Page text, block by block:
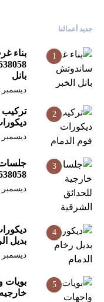
جديد أعمالنا
1
بناء
بانل
ديسمبر 31, 2025
2
ديسمبر 31, 2025
3
جلسات
0563638058 برجولات
ديسمبر 30, 2025
4
بديل
ديسمبر 30, 2025
5